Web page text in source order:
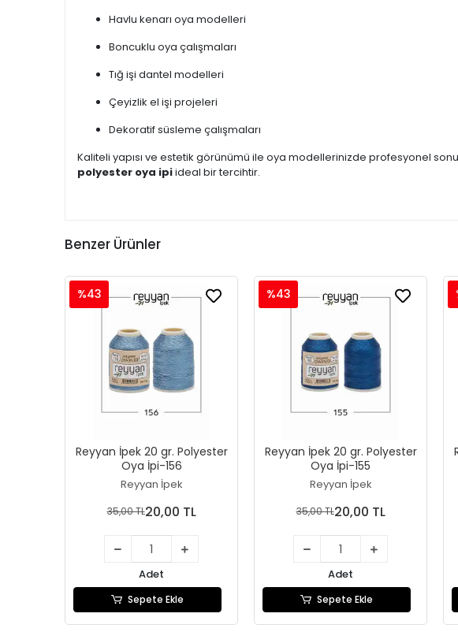
Havlu kenarı oya modelleri
Boncuklu oya çalışmaları
Tığ işi dantel modelleri
Çeyizlik el işi projeleri
Dekoratif süsleme çalışmaları
Kaliteli yapısı ve estetik görünümü ile oya modellerinizde profesyonel
polyester oya ipiideal bir tercihtir.
Benzer Ürünler
Reyyan İpek 20 gr. Polyester
Oya İpi-156
Reyyan İpek
%43
35,00 TL20,00 TL
Adet
Sepete Ekle
Reyyan İpek 20 gr. Polyester
Oya İpi-155
Reyyan İpek
%43
35,00 TL20,00 TL
Adet
Sepete Ekle